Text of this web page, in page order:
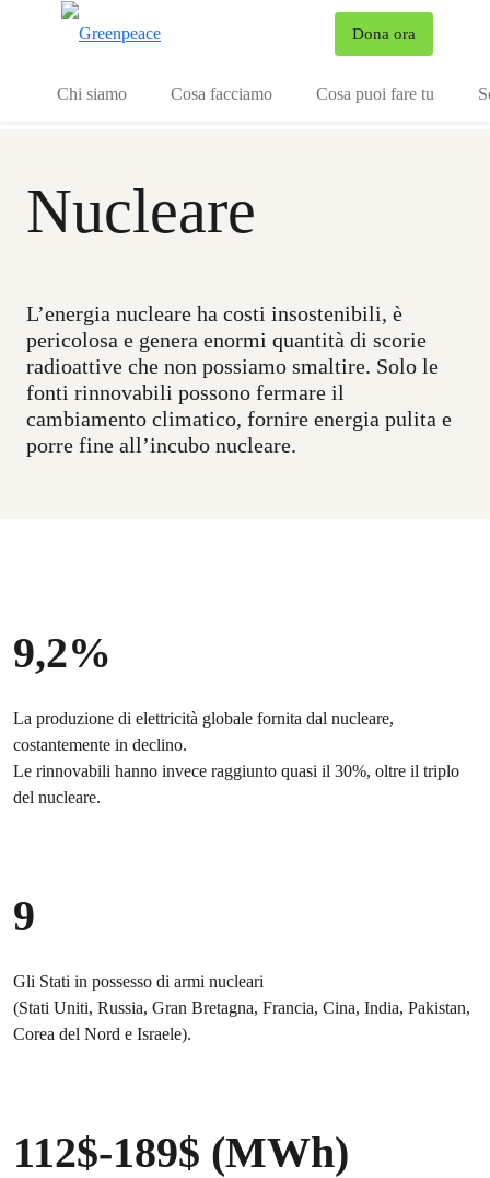
Dona ora
Chi siamo Cosa facciamo Cosa puoi fare tu
Nucleare
L’energia nucleare ha costi insostenibili, è
pericolosa e genera enormi quantità di scorie
radioattive che non possiamo smaltire. Solo le
fonti rinnovabili possono fermare il
cambiamento climatico, fornire energia pulita e
porre fine all’incubo nucleare.
9,2%
La produzione di elettricità globale fornita dal nucleare,
costantemente in declino.
Le rinnovabili hanno invece raggiunto quasi il 30%, oltre il triplo
del nucleare.
9
Gli Stati in possesso di armi nucleari
(Stati Uniti, Russia, Gran Bretagna, Francia, Cina, India, Pakistan,
Corea del Nord e Israele).
112$-189$ (MWh)